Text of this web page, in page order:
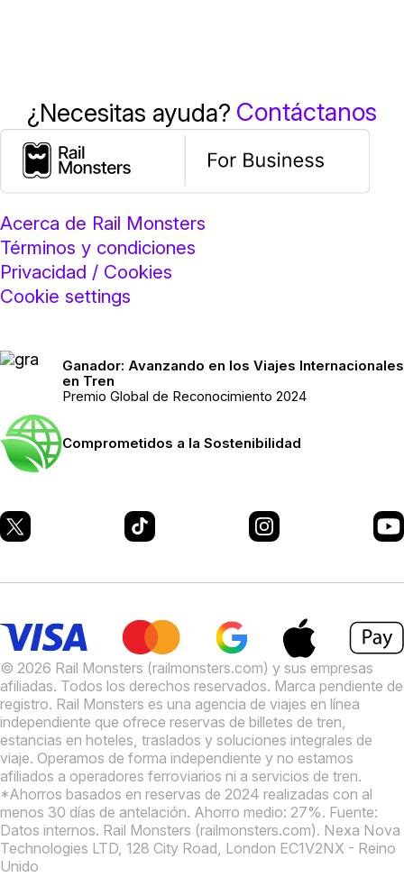
¿Necesitas ayuda? Contáctanos
Acerca de Rail Monsters
Términos y condiciones
Privacidad / Cookies
Cookie settings
Ganador: Avanzando en los Viajes Internacionales
en Tren
Premio Global de Reconocimiento 2024
Comprometidos a la Sostenibilidad
© 2026 Rail Monsters (railmonsters.com) y sus empresas
afiliadas. Todos los derechos reservados. Marca pendiente de
registro. Rail Monsters es una agencia de viajes en línea
independiente que ofrece reservas de billetes de tren,
estancias en hoteles, traslados y soluciones integrales de
viaje. Operamos de forma independiente y no estamos
afiliados a operadores ferroviarios ni a servicios de tren.
*Ahorros basados en reservas de 2024 realizadas con al
menos 30 días de antelación. Ahorro medio: 27%. Fuente:
Datos internos. Rail Monsters (railmonsters.com). Nexa Nova
Technologies LTD, 128 City Road, London EC1V2NX - Reino
Unido